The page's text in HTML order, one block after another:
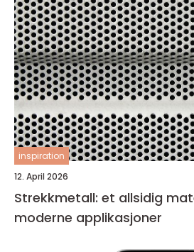
inspiration
12. April 2026
Strekkmetall: et allsidig
moderne applikasjoner